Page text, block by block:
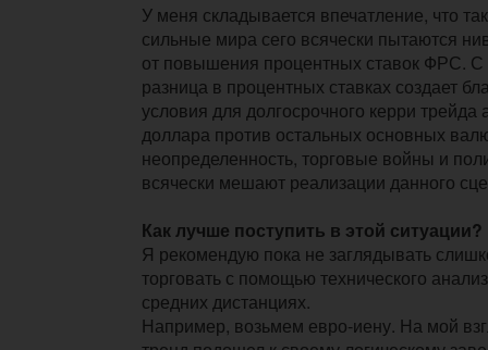
У меня складывается впечатление, что
сильные мира сего всячески пытаются
от повышения процентных ставок ФРС. С
разница в процентных ставках создает
условия для долгосрочного керри трейда
доллара против остальных основных
неопределенность, торговые войны и
всячески мешают реализации данного
Как лучше поступить в этой ситуации?
Я рекомендую пока не заглядывать
торговать с помощью технического
средних дистанциях.
Например, возьмем евро-иену. На мой